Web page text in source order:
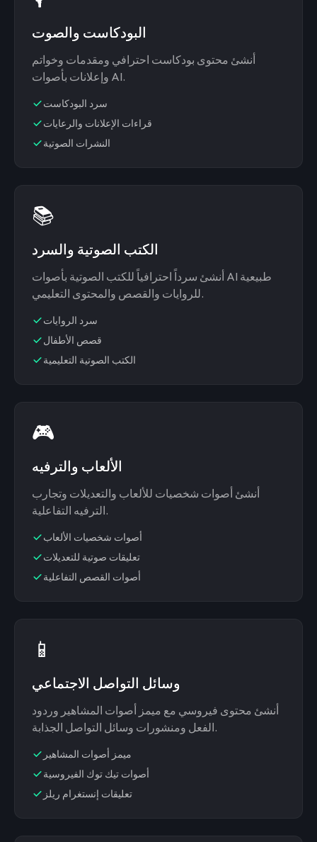
البودكاست والصوت
أنشئ محتوى بودكاست احترافي ومقدمات وخواتم
وإعلانات بأصوات AI.
سرد البودكاست
قراءات الإعلانات والرعايات
النشرات الصوتية
📚
الكتب الصوتية والسرد
أنشئ سرداً احترافياً للكتب الصوتية بأصوات AI طبيعية
للروايات والقصص والمحتوى التعليمي.
سرد الروايات
قصص الأطفال
الكتب الصوتية التعليمية
🎮
الألعاب والترفيه
أنشئ أصوات شخصيات للألعاب والتعديلات وتجارب
الترفيه التفاعلية.
أصوات شخصيات الألعاب
تعليقات صوتية للتعديلات
أصوات القصص التفاعلية
📱
وسائل التواصل الاجتماعي
أنشئ محتوى فيروسي مع ميمز أصوات المشاهير وردود
الفعل ومنشورات وسائل التواصل الجذابة.
ميمز أصوات المشاهير
أصوات تيك توك الفيروسية
تعليقات إنستغرام ريلز